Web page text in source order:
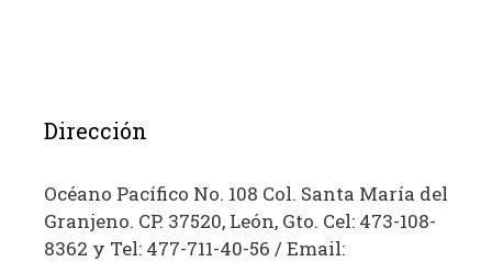
Dirección
Océano Pacífico No. 108 Col. Santa María del
Granjeno. CP. 37520, León, Gto. Cel: 473-108-
8362 y Tel: 477-711-40-56 / Email: